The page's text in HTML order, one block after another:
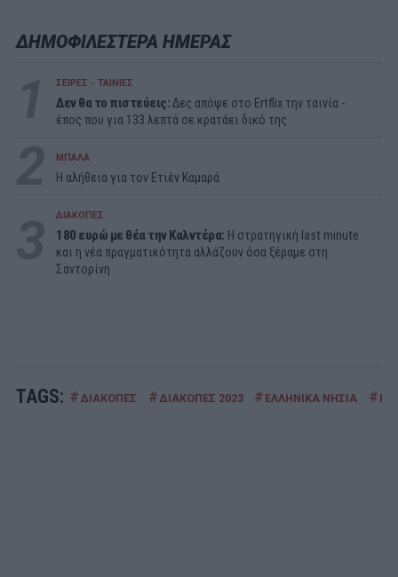
ΔΗΜΟΦΙΛΕΣΤΕΡΑ ΗΜΕΡΑΣ
ΣΕΙΡΕΣ - ΤΑΙΝΙΕΣ
Δεν θα το πιστεύεις:Δες απόψε στο Ertflix την ταινία -
έπος που για 133 λεπτά σε κρατάει δικό της
ΜΠΑΛΑ
Η αλήθεια για τον Ετιέν Καμαρά
ΔΙΑΚΟΠΕΣ
180 ευρώ με θέα την Καλντέρα: Η στρατηγική last minute
και η νέα πραγματικότητα αλλάζουν όσα ξέραμε στη
Σαντορίνη
TAGS: # ΔΙΑΚΟΠΕΣ # ΔΙΑΚΟΠΕΣ 2023 # ΕΛΛΗΝΙΚΑ ΝΗΣΙΑ #